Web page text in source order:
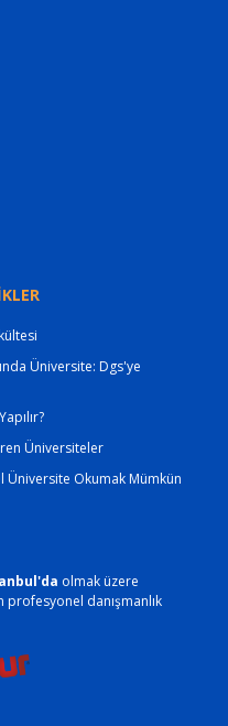
Üniversite: Dgs'ye
Üniversiteler
Üniversite Okumak Mümkün
olmak üzere
danışmanlık